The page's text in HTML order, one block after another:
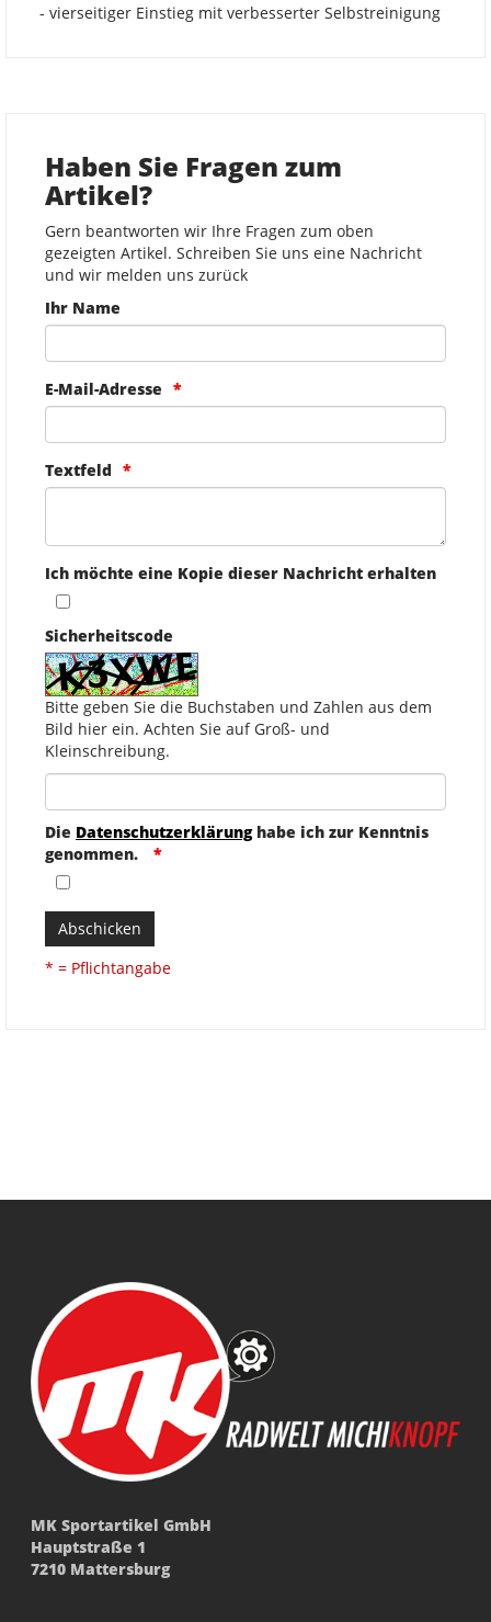
- vierseitiger Einstieg mit verbesserter Selbstreinigung
Haben Sie Fragen zum
Artikel?
Gern beantworten wir Ihre Fragen zum oben
gezeigten Artikel. Schreiben Sie uns eine Nachricht
und wir melden uns zurück
Ihr Name
E-Mail-Adresse
Textfeld
Ich möchte eine Kopie dieser Nachricht erhalten
Sicherheitscode
Bitte geben Sie die Buchstaben und Zahlen aus dem
Bild hier ein. Achten Sie auf Groß- und
Kleinschreibung.
Die Datenschutzerklärunghabe ich zur Kenntnis
genommen.
Abschicken
* = Pflichtangabe
MK Sportartikel GmbH
Hauptstraße 1
7210 Mattersburg